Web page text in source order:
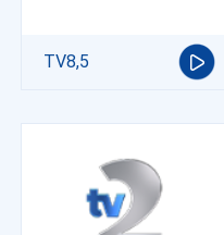
TV8,5